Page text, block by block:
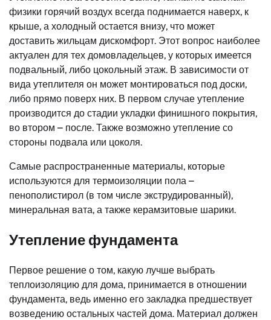
физики горячий воздух всегда поднимается наверх, к
крыше, а холодный остается внизу, что может
доставить жильцам дискомфорт. Этот вопрос наиболее
актуален для тех домовладельцев, у которых имеется
подвальный, либо цокольный этаж. В зависимости от
вида утеплителя он может монтироваться под доски,
либо прямо поверх них. В первом случае утепление
производится до стадии укладки финишного покрытия,
во втором – после. Также возможно утепление со
стороны подвала или цоколя.
Самые распространенные материалы, которые
используются для термоизоляции пола –
пенополистирол (в том числе экструдированный),
минеральная вата, а также керамзитовые шарики.
Утепление фундамента
Первое решение о том, какую лучше выбрать
теплоизоляцию для дома, принимается в отношении
фундамента, ведь именно его закладка предшествует
возведению остальных частей дома. Материал должен